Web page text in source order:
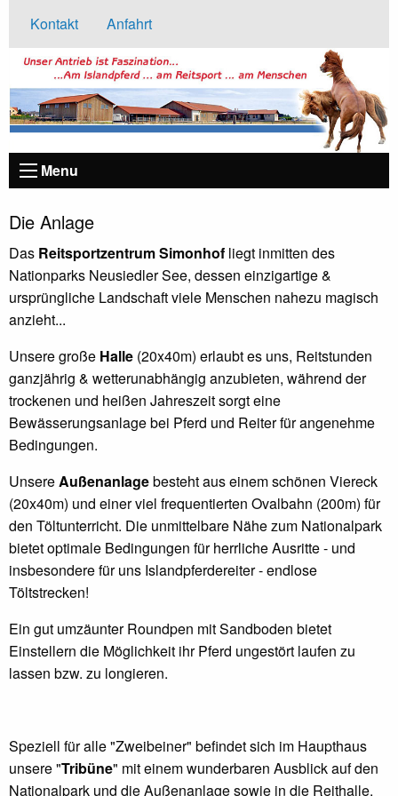
Kontakt Anfahrt
Menu
Die Anlage
Das Reitsportzentrum Simonhof liegt inmitten des
Nationparks Neusiedler See, dessen einzigartige &
ursprüngliche Landschaft viele Menschen nahezu magisch
anzieht...
Unsere große Halle (20x40m) erlaubt es uns, Reitstunden
ganzjährig & wetterunabhängig anzubieten, während der
trockenen und heißen Jahreszeit sorgt eine
Bewässerungsanlage bei Pferd und Reiter für angenehme
Bedingungen.
UnsereAußenanlagebesteht aus einem schönen Viereck
(20x40m) und einer viel frequentierten Ovalbahn (200m) für
den Töltunterricht. Die unmittelbare Nähe zum Nationalpark
bietet optimale Bedingungen für herrliche Ausritte - und
insbesondere für uns Islandpferdereiter - endlose
Töltstrecken!
Ein gut umzäunter Roundpen mit Sandboden bietet
Einstellern die Möglichkeit ihr Pferd ungestört laufen zu
lassen bzw. zu longieren.
Speziell für alle "Zweibeiner" befindet sich im Haupthaus
unsere "Tribüne" mit einem wunderbaren Ausblick auf den
Nationalpark und die Außenanlage sowie in die Reithalle.